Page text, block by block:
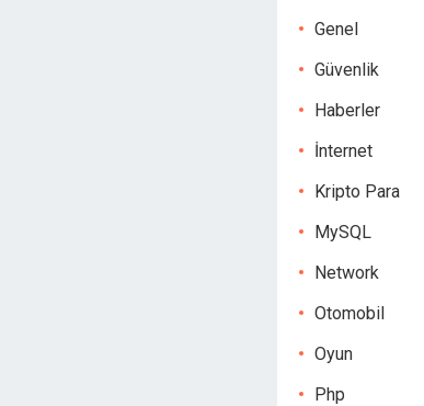
Genel
Güvenlik
Haberler
İnternet
Kripto Para
MySQL
Network
Otomobil
Oyun
Php